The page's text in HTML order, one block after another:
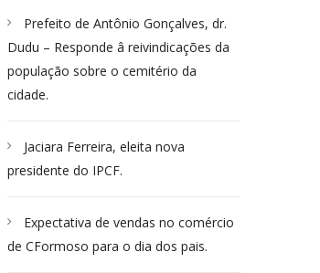
Prefeito de Antônio Gonçalves, dr.
Dudu – Responde â reivindicações da
população sobre o cemitério da
cidade.
Jaciara Ferreira, eleita nova
presidente do IPCF.
Expectativa de vendas no comércio
de CFormoso para o dia dos pais.